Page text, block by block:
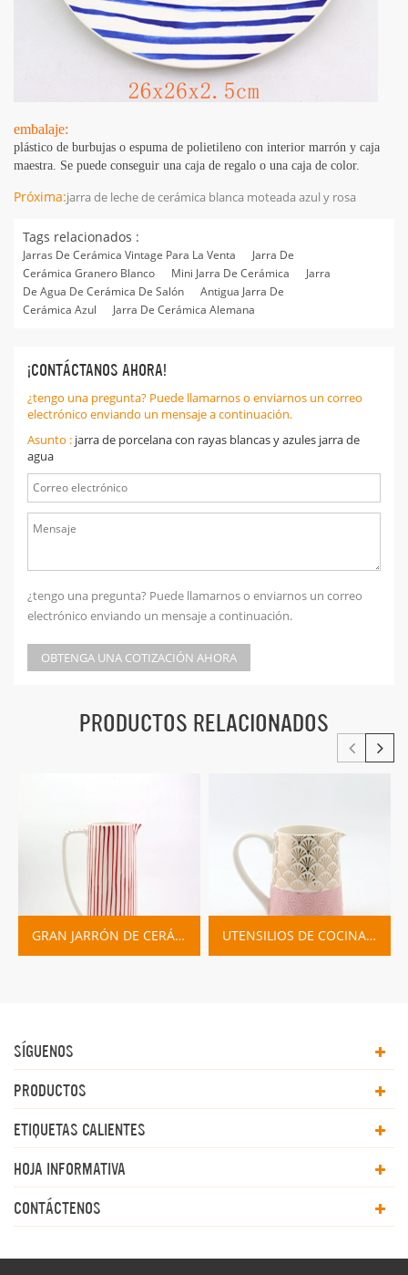
embalaje:
plástico de burbujas o espuma de polietileno con interior marrón y caja
maestra. Se puede conseguir una caja de regalo o una caja de color.
Próxima:jarra de leche de cerámica blanca moteada azul y rosa
Tags relacionados :
Jarras De Cerámica Vintage Para La Venta
Jarra De
Cerámica Granero Blanco
Mini Jarra De Cerámica
Jarra
De Agua De Cerámica De Salón
Antigua Jarra De
Cerámica Azul
Jarra De Cerámica Alemana
¡CONTÁCTANOS AHORA!
¿tengo una pregunta? Puede llamarnos o enviarnos un correo
electrónico enviando un mensaje a continuación.
Asunto : jarra de porcelana con rayas blancas y azules jarra de
agua
¿tengo una pregunta? Puede llamarnos o enviarnos un correo
electrónico enviando un mensaje a continuación.
OBTENGA UNA COTIZACIÓN AHORA
PRODUCTOS RELACIONADOS
UTENSILIOS DE COCINA PEQUEÑA JARRA DE LECHE DE CERÁMICA VERDE JARRA DE CERÁMICA MOTEADA AZUL Y BLANCO
SÍGUENOS
PRODUCTOS
ETIQUETAS CALIENTES
HOJA INFORMATIVA
CONTÁCTENOS